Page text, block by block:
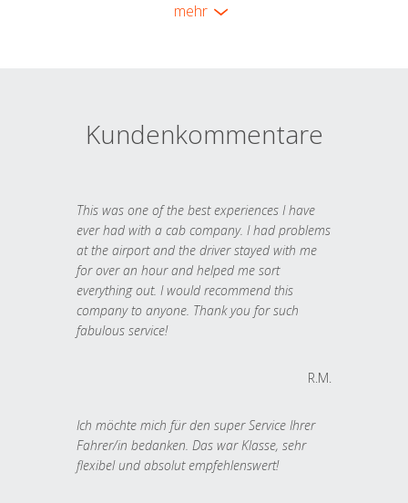
mehr
Kundenkommentare
This was one of the best experiences I have
ever had with a cab company. I had problems
at the airport and the driver stayed with me
for over an hour and helped me sort
everything out. I would recommend this
company to anyone. Thank you for such
fabulous service!
R.M.
Ich möchte mich für den super Service Ihrer
Fahrer/in bedanken. Das war Klasse, sehr
flexibel und absolut empfehlenswert!